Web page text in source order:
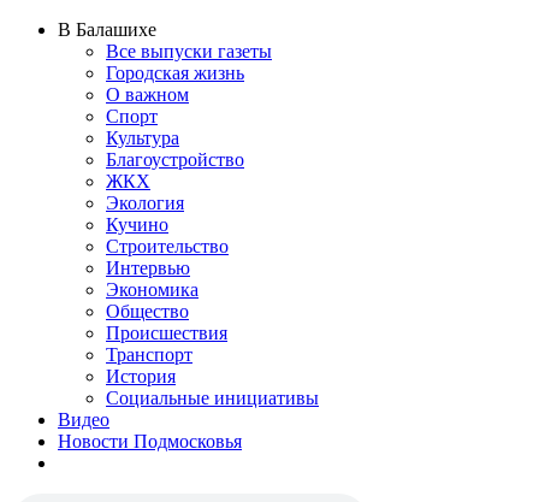
В Балашихе
Все выпуски газеты
Городская жизнь
О важном
Спорт
Культура
Благоустройство
ЖКХ
Экология
Кучино
Строительство
Интервью
Экономика
Общество
Происшествия
Транспорт
История
Социальные инициативы
Видео
Новости Подмосковья